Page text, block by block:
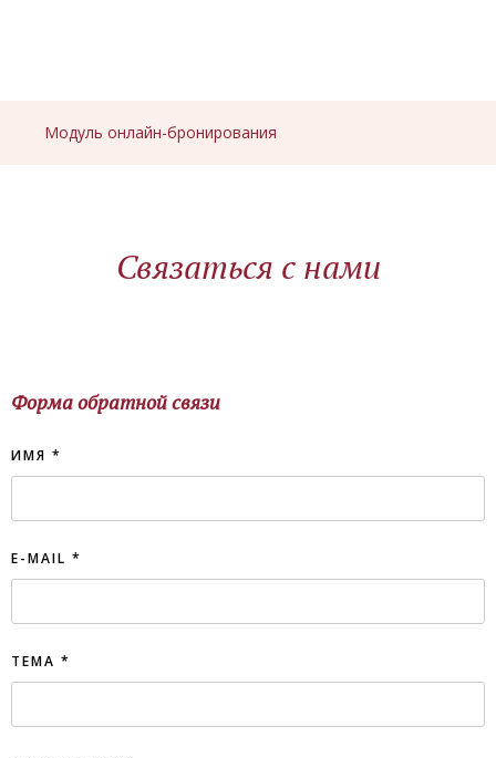
Модуль онлайн-бронирования
Связаться с нами
Форма обратной связи
ИМЯ *
E-MAIL *
ТЕМА *